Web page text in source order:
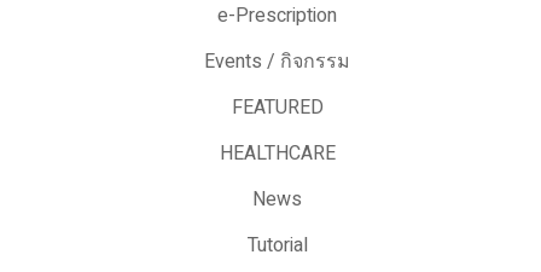
e-Prescription
Events / กิจกรรม
FEATURED
HEALTHCARE
News
Tutorial